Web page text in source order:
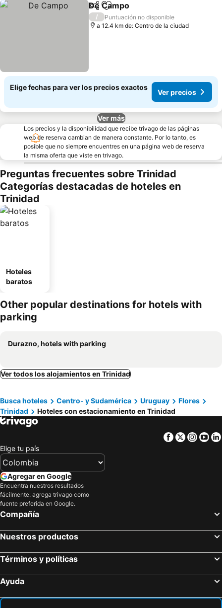
CompartirAgregar a favoritos
De Campo
/
Puntuación no disponible
a 12.4 km de: Centro de la ciudad
Elige fechas para ver los precios exactos
Ver precios
Ver más
Los precios y la disponibilidad que recibe trivago de las páginas
web de reserva cambian de manera constante. Por lo tanto, es
posible que no siempre encuentres en una página web de reserva
la misma oferta que viste en trivago.
Preguntas frecuentes sobre Trinidad
Categorías destacadas de hoteles en
Trinidad
Hoteles
baratos
Other popular destinations for hotels with
parking
Durazno, hotels with parking
Ver todos los alojamientos en Trinidad
Busca hoteles Centro- y Sudamérica Uruguay
Flores
Trinidad
Hoteles con estacionamiento en Trinidad
Facebook
Twitter
Elige tu país
Agregar en Google
Encuentra nuestros resultados
fácilmente: agrega trivago como
fuente preferida en Google.
Compañía
Nuestros productos
Términos y políticas
Ayuda